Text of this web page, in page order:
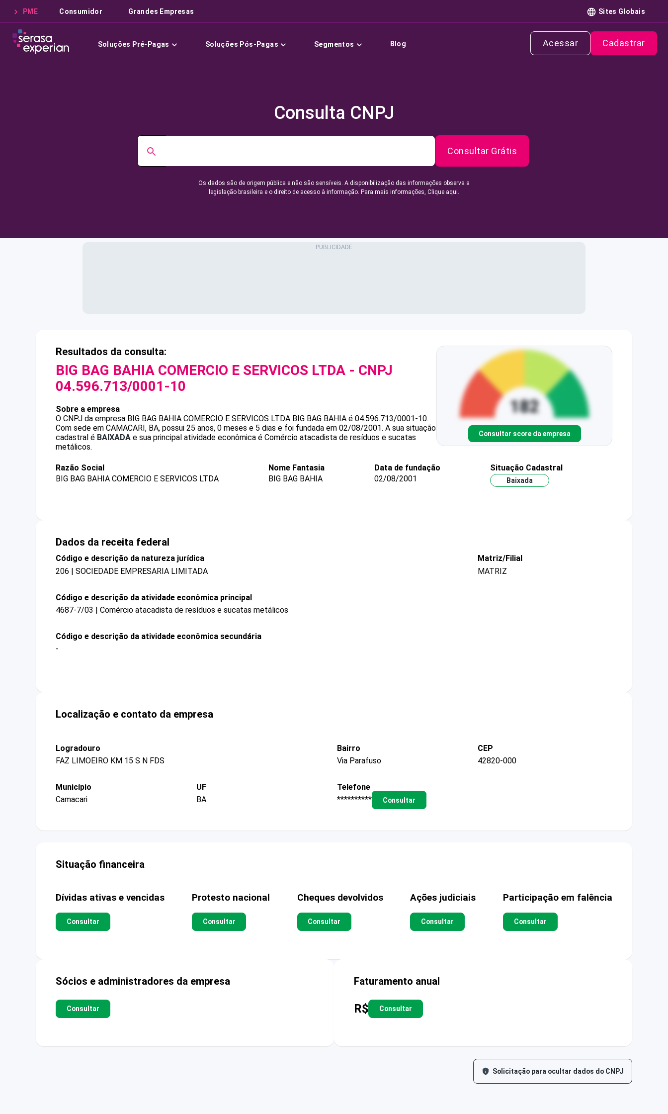
PME Consumidor Grandes Empresas Sites Globais
Soluções Pré-Pagas Soluções Pós-Pagas Segmentos Blog Acessar Cadastrar
Consulta CNPJ
Consultar Grátis
Os dados são de origem pública e não são sensíveis. A disponibilização das informações observa a
legislação brasileira e o direito de acesso à informação. Para mais informações, Clique aqui.
Resultados da consulta:
BIG BAG BAHIA COMERCIO E SERVICOS LTDA - CNPJ
04.596.713/0001-10
Sobre a empresa
O CNPJ da empresa BIG BAG BAHIA COMERCIO E SERVICOS LTDA BIG BAG BAHIA é 04.596.713/0001-10.
Com sede em CAMACARI, BA, possui 25 anos, 0 meses e 5 dias e foi fundada em 02/08/2001. A sua situação
cadastral é BAIXADA e sua principal atividade econômica é Comércio atacadista de resíduos e sucatas
metálicos.
Consultar score da empresa
Razão Social
BIG BAG BAHIA COMERCIO E SERVICOS LTDA
Nome Fantasia
BIG BAG BAHIA
Data de fundação
02/08/2001
Situação Cadastral
Baixada
Dados da receita federal
Código e descrição da natureza jurídica
206 | SOCIEDADE EMPRESARIA LIMITADA
Matriz/Filial
MATRIZ
Código e descrição da atividade econômica principal
4687-7/03 | Comércio atacadista de resíduos e sucatas metálicos
Código e descrição da atividade econômica secundária
-
Localização e contato da empresa
Logradouro
FAZ LIMOEIRO KM 15 S N FDS
Bairro
Via Parafuso
CEP
42820-000
Município
Camacari
UF
BA
Telefone
**********
Consultar
Situação financeira
Dívidas ativas e vencidas
Consultar
Protesto nacional
Consultar
Cheques devolvidos
Consultar
Ações judiciais
Consultar
Participação em falência
Consultar
Sócios e administradores da empresa
Consultar
Faturamento anual
R$ Consultar
Solicitação para ocultar dados do CNPJ